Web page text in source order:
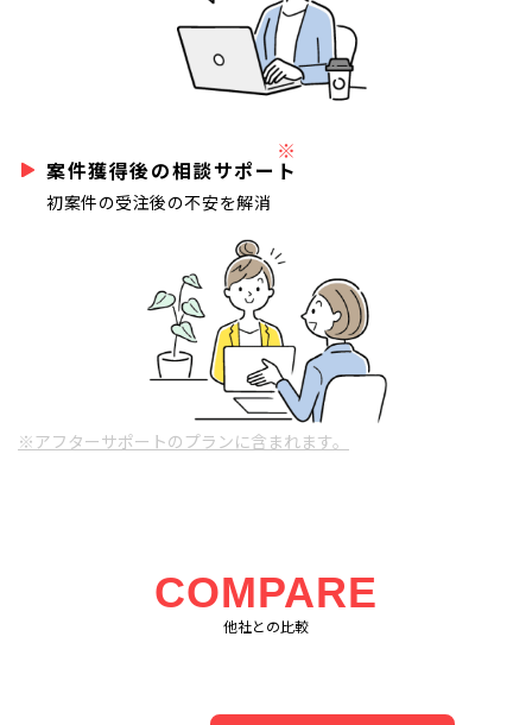
案件獲得後の相談サポート
※
初案件の受注後の不安を解消
※アフターサポートのプランに含まれます。
COMPARE
他社との比較